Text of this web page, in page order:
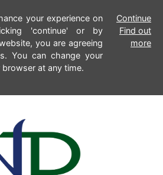
your experience on
'continue' or by
you are agreeing
You can change your
at any time.
Continue
Find out
more